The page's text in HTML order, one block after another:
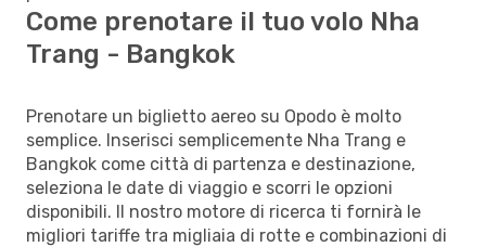
Come prenotare il tuo volo Nha
Trang - Bangkok
Prenotare un biglietto aereo su Opodo è molto
semplice. Inserisci semplicemente Nha Trang e
Bangkok come città di partenza e destinazione,
seleziona le date di viaggio e scorri le opzioni
disponibili. Il nostro motore di ricerca ti fornirà le
migliori tariffe tra migliaia di rotte e combinazioni di